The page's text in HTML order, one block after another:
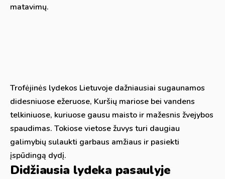
matavimų.
Trofėjinės lydekos Lietuvoje dažniausiai sugaunamos
didesniuose ežeruose, Kuršių mariose bei vandens
telkiniuose, kuriuose gausu maisto ir mažesnis žvejybos
spaudimas. Tokiose vietose žuvys turi daugiau
galimybių sulaukti garbaus amžiaus ir pasiekti
įspūdingą dydį.
Didžiausia lydeka pasaulyje